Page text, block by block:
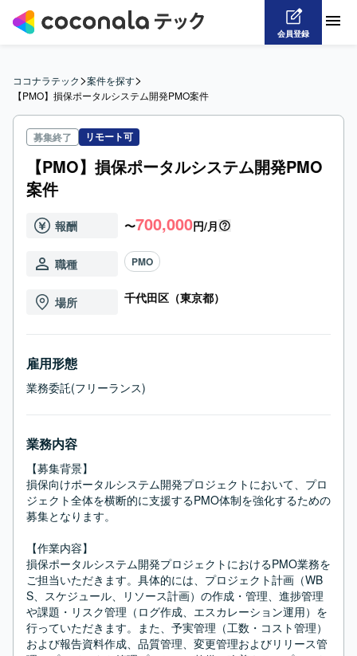
会員登録
ココナラテック>案件を探す>
【PMO】損保ポータルシステム開発PMO案件
募集終了 リモート可
【PMO】損保ポータルシステム開発PMO
案件
報酬 〜700,000円/月
職種 PMO
場所 千代田区（東京都）
雇用形態
業務委託(フリーランス)
業務内容
【募集背景】
損保向けポータルシステム開発プロジェクトにおいて、プロ
ジェクト全体を横断的に支援するPMO体制を強化するための
募集となります。
【作業内容】
損保ポータルシステム開発プロジェクトにおけるPMO業務を
ご担当いただきます。具体的には、プロジェクト計画（WB
S、スケジュール、リソース計画）の作成・管理、進捗管理
や課題・リスク管理（ログ作成、エスカレーション運用）を
行っていただきます。また、予実管理（工数・コスト管理）
および報告資料作成、品質管理、変更管理およびリリース管